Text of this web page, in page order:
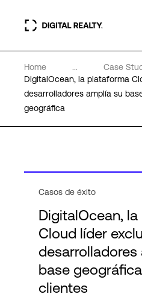
Centros de Datos
PlatformDIGITAL®
Experiencia y recursos
Acerca de
Language
Home ...
Case
DigitalOcean, la plataforma
desarrolladores amplía su
geográfica
Casos de éxito
DigitalOcean,
Cloud líder
desarrolladores
base
clientes